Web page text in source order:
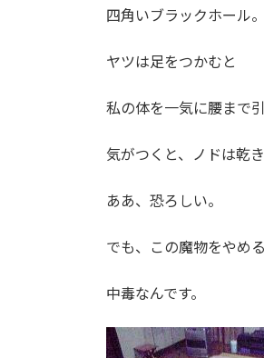
四角いブラックホール。
ヤツは足をつかむと
私の体を一気に腰まで
気がつくと、ノドは乾
ああ、恐ろしい。
でも、この魔物をやめ
中毒なんです。